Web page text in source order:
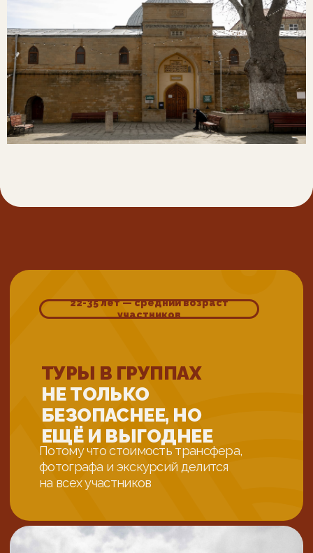
Грамотно собрать вещи для
путешествия с нами можете по нашему
удобному чек-листу
ПОДОБРАТЬ ТУР
РОССИИ И СНГ
Расписание таблицейпо всем датам